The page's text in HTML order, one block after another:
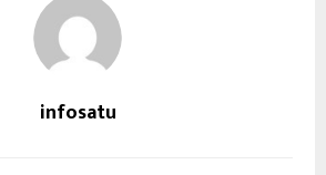
infosatu